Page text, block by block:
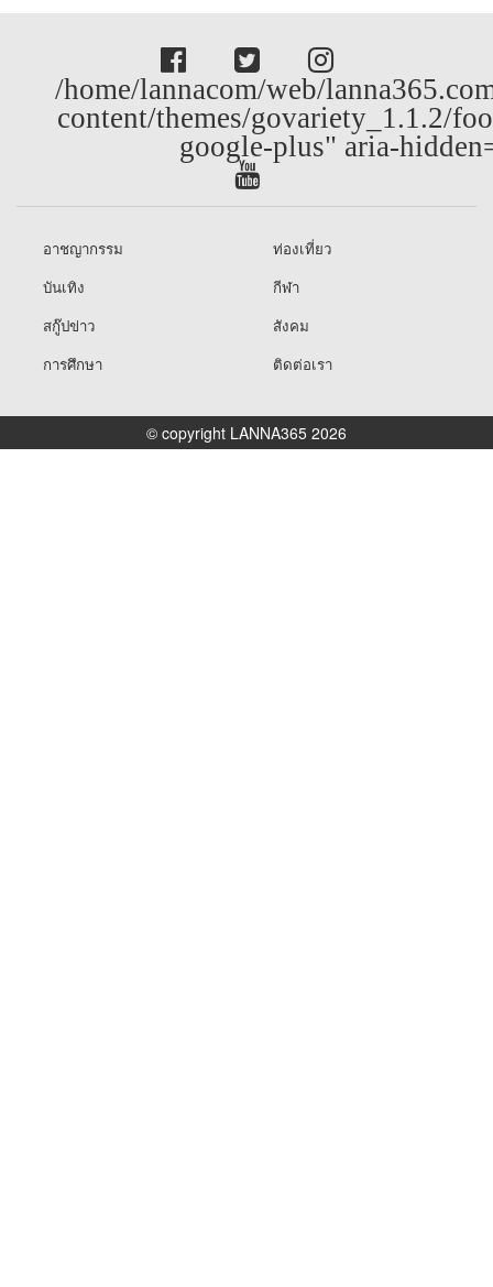
/home/lannacom/web/
content/themes/govariety_1.1.2/
google-plus" aria-
อาชญากรรม
ท่องเที่ยว
บันเทิง
กีฬา
สกู๊ปข่าว
สังคม
การศึกษา
ติดต่อเรา
© copyright LANNA365 2026